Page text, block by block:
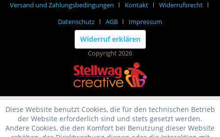
Versand und Zahlungsbedingungen
Kontakt
Widerrufsrecht
Datenschutz
AGB Impressum
Widerruf erklären
Copyright 2026
Diese Website benutzt Cookies, die für den technischen Betrieb
der Website erforderlich sind und stets gesetzt werden.
Andere Cookies, die den Komfort bei Benutzung dieser Website